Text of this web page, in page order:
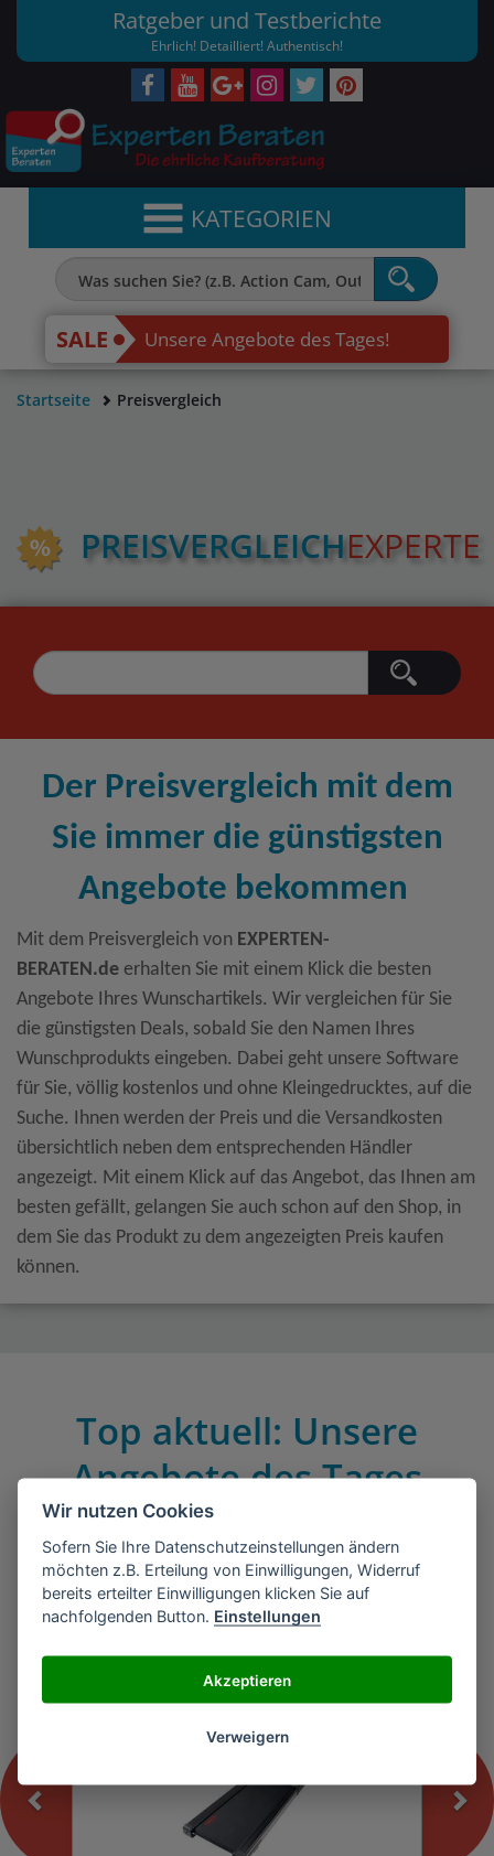
Ratgeber und Testberichte
Ehrlich! Detailliert! Authentisch!
KATEGORIEN
SALE Unsere Angebote des Tages!
Startseite Preisvergleich
PREIS­VERGLEICHEXPERTE
Der Preisvergleich mit dem
Sie immer die günstigsten
Angebote bekommen
Mit dem Preisvergleich von EXPERTEN-
BERATEN.de erhalten Sie mit einem Klick die besten
Angebote Ihres Wunschartikels. Wir vergleichen für Sie
die günstigsten Deals, sobald Sie den Namen Ihres
Wunschprodukts eingeben. Dabei geht unsere Software
für Sie, völlig kostenlos und ohne Kleingedrucktes, auf die
Suche. Ihnen werden der Preis und die Versandkosten
übersichtlich neben dem entsprechenden Händler
angezeigt. Mit einem Klick auf das Angebot, das Ihnen am
besten gefällt, gelangen Sie auch schon auf den Shop, in
dem Sie das Produkt zu dem angezeigten Preis kaufen
können.
Top aktuell: Unsere
Angebote des Tages
U.N.O. Fitness LTX 5 PRO Laufband
Previous
Wir nutzen Cookies
Sofern Sie Ihre Datenschutzeinstellungen ändern
möchten z.B. Erteilung von Einwilligungen, Widerruf
bereits erteilter Einwilligungen klicken Sie auf
nachfolgenden Button. Einstellungen
Akzeptieren
Verweigern